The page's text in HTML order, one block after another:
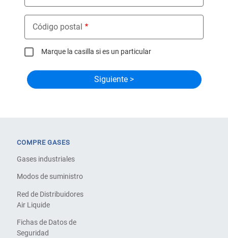
Código postal
Marque la casilla si es un particular
COMPRE GASES
Gases industriales
Modos de suministro
Red de Distribuidores
Air Liquide
Fichas de Datos de
Seguridad